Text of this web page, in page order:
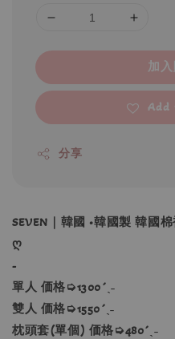
加
Add
分享
SEVEN｜韓國 •韓國製 韓國
ღ
-
單人 価格➭1300´ˎ˗
雙人 価格➭1550´ˎ˗
枕頭套(單個) 価格➭480´ˎ˗